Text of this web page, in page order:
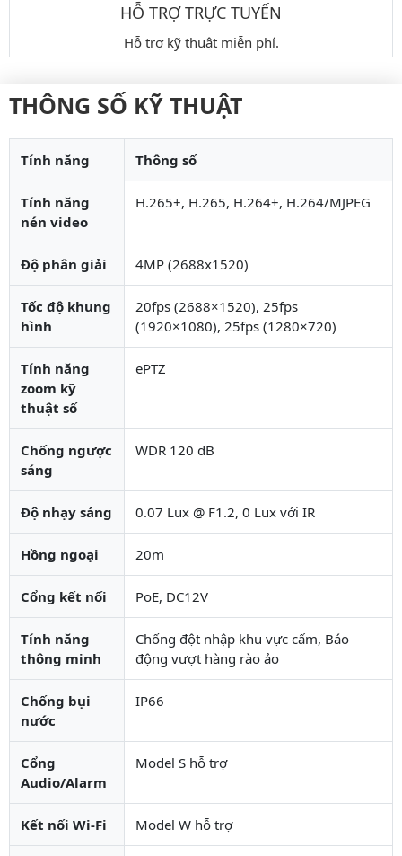
HỖ TRỢ TRỰC TUYẾN
Hỗ trợ kỹ thuật miễn phí.
THÔNG SỐ KỸ THUẬT
Tính năng Thông số
Tính năng
nén video
H.265+, H.265, H.264+, H.264/MJPEG
Độ phân giải 4MP (2688x1520)
Tốc độ khung
hình
20fps (2688×1520), 25fps
(1920×1080), 25fps (1280×720)
Tính năng
zoom kỹ
thuật số
ePTZ
Chống ngược
sáng
WDR 120 dB
Độ nhạy sáng 0.07 Lux @ F1.2, 0 Lux với IR
Hồng ngoại 20m
Cổng kết nối PoE, DC12V
Tính năng
thông minh
Chống đột nhập khu vực cấm, Báo
động vượt hàng rào ảo
Chống bụi
nước
IP66
Cổng
Audio/Alarm
Model S hỗ trợ
Kết nối Wi-Fi Model W hỗ trợ